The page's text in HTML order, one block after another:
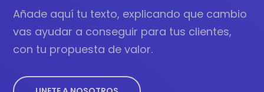
Añade aquí tu texto, explicando que cambio
vas ayudar a conseguir para tus clientes,
con tu propuesta de valor.